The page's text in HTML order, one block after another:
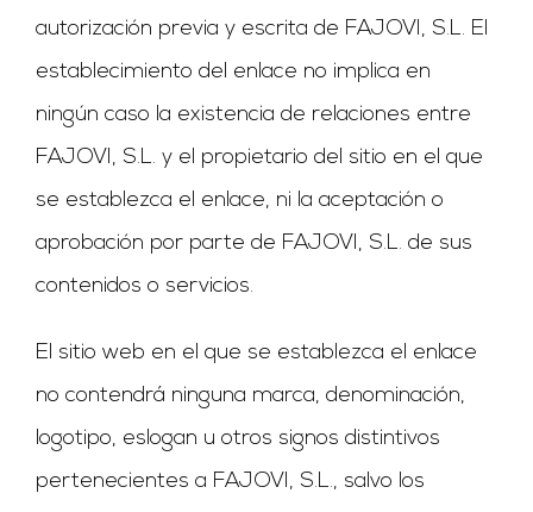
autorización previa y escrita de FAJOVI, S.L. El
establecimiento del enlace no implica en
ningún caso la existencia de relaciones entre
FAJOVI, S.L. y el propietario del sitio en el que
se establezca el enlace, ni la aceptación o
aprobación por parte de FAJOVI, S.L. de sus
contenidos o servicios.
El sitio web en el que se establezca el enlace
no contendrá ninguna marca, denominación,
logotipo, eslogan u otros signos distintivos
pertenecientes a FAJOVI, S.L., salvo los